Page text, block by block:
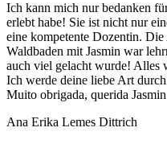
Ich kann mich nur bedanken
erlebt habe! Sie ist nicht nur
eine kompetente Dozentin.
Waldbaden mit Jasmin war
auch viel gelacht wurde! Alles
Ich werde deine liebe Art
Muito obrigada, querida
Ana Erika Lemes Dittrich